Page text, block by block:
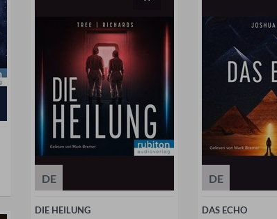
DE
DIE HEILUNG
DE
DAS ECHO